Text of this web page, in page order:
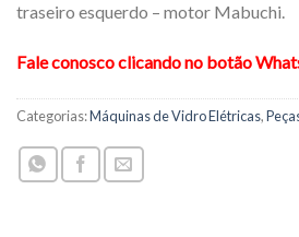
traseiro esquerdo – motor Mabuchi.
Fale conosco clicando no botão
Categorias:Máquinas de Vidro Elétricas,